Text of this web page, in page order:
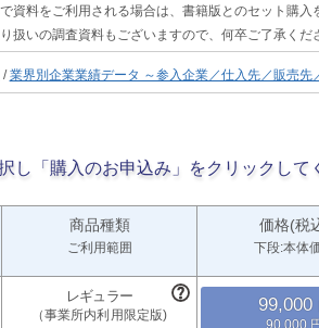
資料をご利用される場合は、書籍版とのセット購入
扱いの調査資料もございますので、何卒ご了承くだ
/業界別企業業績データ ～参入企業／仕入先／販売先
し「購入のお申込み」をクリックして
商品種類
ご利用範囲
価格(税
下段:本体
99,000
90,000